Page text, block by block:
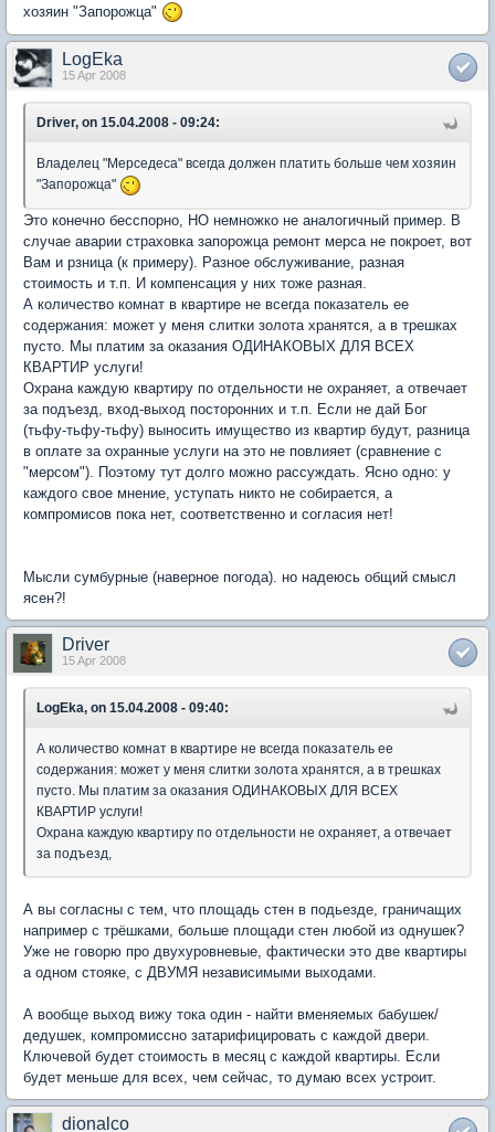
хозяин "Запорожца"
LogEka
15 Apr 2008
Driver, on 15.04.2008 - 09:24:
Владелец "Мерседеса" всегда должен платить больше чем хозяин
"Запорожца"
Это конечно бесспорно, НО немножко не аналогичный пример. В
случае аварии страховка запорожца ремонт мерса не покроет, вот
Вам и рзница (к примеру). Разное обслуживание, разная
стоимость и т.п. И компенсация у них тоже разная.
А количество комнат в квартире не всегда показатель ее
содержания: может у меня слитки золота хранятся, а в трешках
пусто. Мы платим за оказания ОДИНАКОВЫХ ДЛЯ ВСЕХ
КВАРТИР услуги!
Охрана каждую квартиру по отдельности не охраняет, а отвечает
за подъезд, вход-выход посторонних и т.п. Если не дай Бог
(тьфу-тьфу-тьфу) выносить имущество из квартир будут, разница
в оплате за охранные услуги на это не повлияет (сравнение с
"мерсом"). Поэтому тут долго можно рассуждать. Ясно одно: у
каждого свое мнение, уступать никто не собирается, а
компромисов пока нет, соответственно и согласия нет!
Мысли сумбурные (наверное погода). но надеюсь общий смысл
ясен?!
Driver
15 Apr 2008
LogEka, on 15.04.2008 - 09:40:
А количество комнат в квартире не всегда показатель ее
содержания: может у меня слитки золота хранятся, а в трешках
пусто. Мы платим за оказания ОДИНАКОВЫХ ДЛЯ ВСЕХ
КВАРТИР услуги!
Охрана каждую квартиру по отдельности не охраняет, а отвечает
за подъезд,
А вы согласны с тем, что площадь стен в подьезде, граничащих
например с трёшками, больше площади стен любой из однушек?
Уже не говорю про двухуровневые, фактически это две квартиры
а одном стояке, с ДВУМЯ независимыми выходами.
А вообще выход вижу тока один - найти вменяемых бабушек/
дедушек, компромиссно затарифицировать с каждой двери.
Ключевой будет стоимость в месяц с каждой квартиры. Если
будет меньше для всех, чем сейчас, то думаю всех устроит.
dionalco